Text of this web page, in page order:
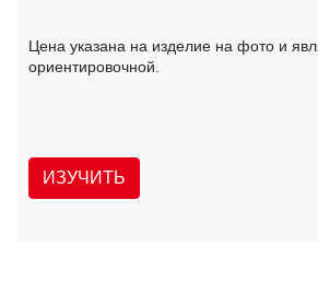
Цена указана на изделие на фото и
ориентировочной.
ИЗУЧИТЬ